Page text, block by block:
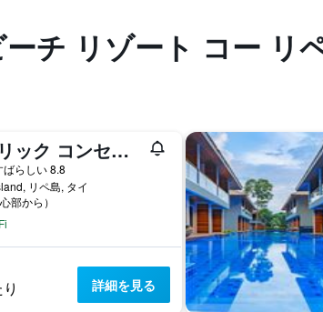
チ リゾート コー リ
アイディリック コンセプト リゾート
ばらしい 8.8
リペ島, タイ
部から）
詳細を見る